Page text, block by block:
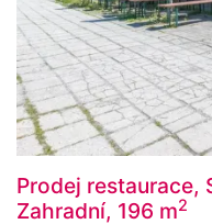
Prodej restaurace,
Zahradní, 196 m2